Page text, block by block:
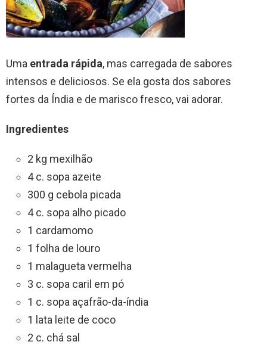
Uma entrada rápida, mas carregada de sabores
intensos e deliciosos. Se ela gosta dos sabores
fortes da Índia e de marisco fresco, vai adorar.
Ingredientes
2 kg mexilhão
4 c. sopa azeite
300 g cebola picada
4 c. sopa alho picado
1 cardamomo
1 folha de louro
1 malagueta vermelha
3 c. sopa caril em pó
1 c. sopa açafrão-da-índia
1 lata leite de coco
2 c. chá sal